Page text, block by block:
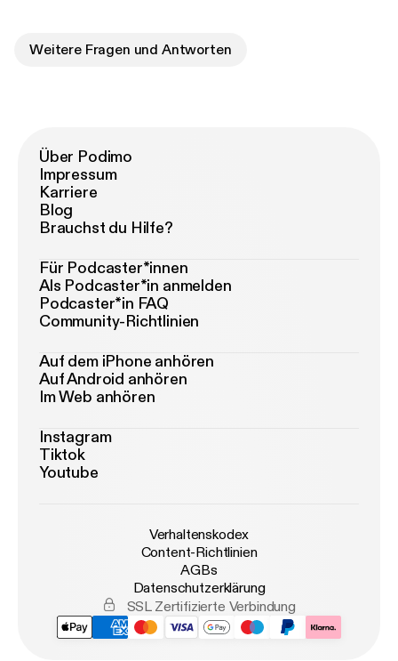
Weitere Fragen und Antworten
Über Podimo
Impressum
Karriere
Blog
Brauchst du Hilfe?
Für Podcaster*innen
Als Podcaster*in anmelden
Podcaster*in FAQ
Community-Richtlinien
Auf dem iPhone anhören
Auf Android anhören
Im Web anhören
Instagram
Tiktok
Youtube
Verhaltenskodex
Content-Richtlinien
AGBs
Datenschutzerklärung
SSL Zertifizierte Verbindung